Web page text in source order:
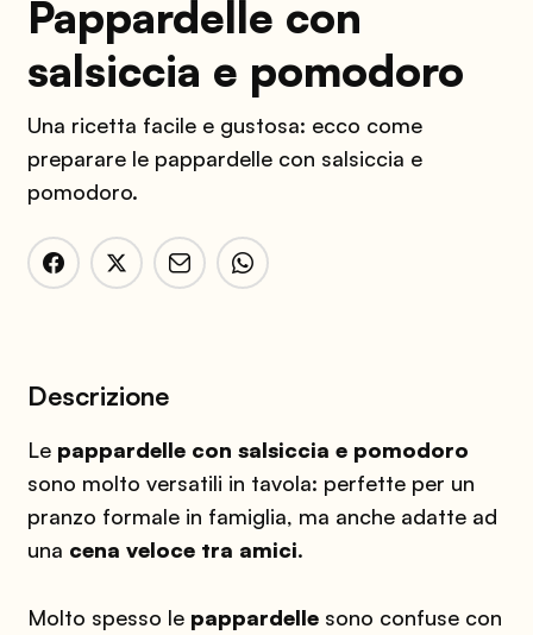
Pappardelle con
salsiccia e pomodoro
Una ricetta facile e gustosa: ecco come
preparare le pappardelle con salsiccia e
pomodoro.
Descrizione
Le pappardelle con salsiccia e pomodoro
sono molto versatili in tavola: perfette per un
pranzo formale in famiglia, ma anche adatte ad
una cena veloce tra amici.
Molto spesso le pappardellesono confuse con